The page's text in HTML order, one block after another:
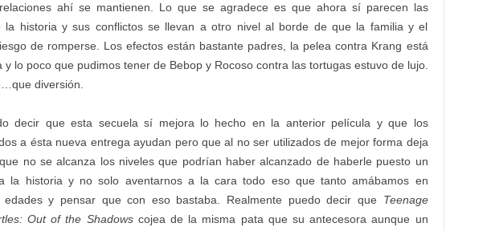
ahí se mantienen. Lo que se agradece es que ahora sí parecen las
la historia y sus conflictos se llevan a otro nivel al borde de que la familia y el
de romperse. Los efectos están bastante padres, la pelea contra Krang está
y lo poco que pudimos tener de Bebop y Rocoso contra las tortugas estuvo de lujo.
diversión.
decir que esta secuela sí mejora lo hecho en la anterior película y que los
a ésta nueva entrega ayudan pero que al no ser utilizados de mejor forma deja
no se alcanza los niveles que podrían haber alcanzado de haberle puesto un
la historia y no solo aventarnos a la cara todo eso que tanto amábamos en
edades y pensar que con eso bastaba. Realmente puedo decir que Teenage
Out of the Shadowscojea de la misma pata que su antecesora aunque un